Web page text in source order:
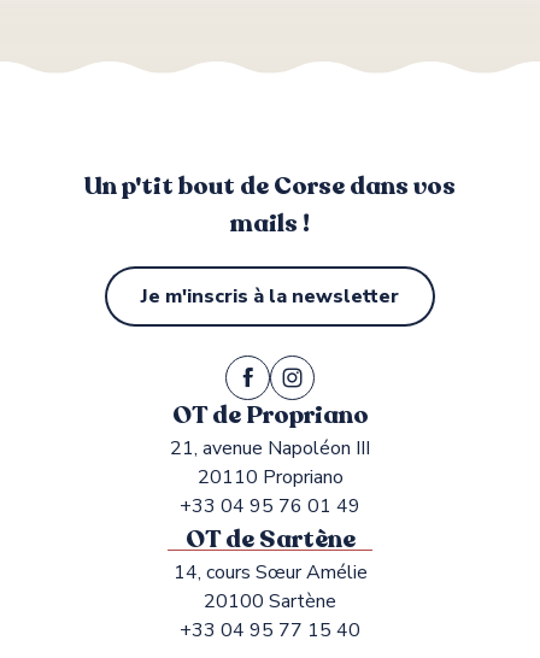
Un p'tit bout de Corse dans vos
mails !
Je m'inscris à la newsletter
OT de Propriano
21, avenue Napoléon III
20110 Propriano
+33 04 95 76 01 49
OT de Sartène
14, cours Sœur Amélie
20100 Sartène
+33 04 95 77 15 40